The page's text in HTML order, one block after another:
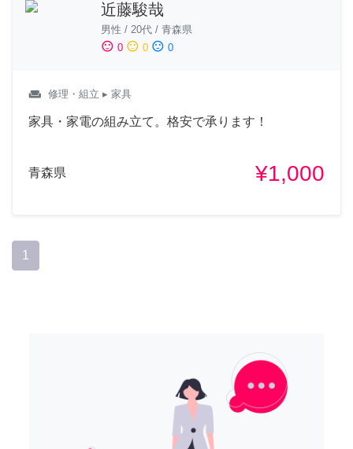
近藤駿哉
男性 / 20代 / 青森県
sentiment_satisfied 0 sentiment_neutral 0 sentiment_dissatisfied 0
weekend 修理・組立 ▸ 家具
家具・家電の組み立て。格安で承ります！
青森県 ¥1,000
1